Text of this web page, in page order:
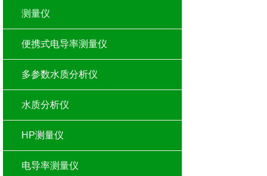
测量仪
便携式电导率测量仪
多参数水质分析仪
水质分析仪
HP测量仪
电导率测量仪